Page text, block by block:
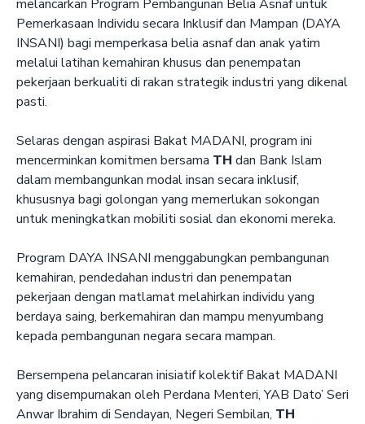
melancarkan Program Pembangunan Belia Asnaf untuk
Pemerkasaan Individu secara Inklusif dan Mampan (DAYA
INSANI) bagi memperkasa belia asnaf dan anak yatim
melalui latihan kemahiran khusus dan penempatan
pekerjaan berkualiti di rakan strategik industri yang dikenal
pasti.
Selaras dengan aspirasi Bakat MADANI, program ini
mencerminkan komitmen bersama TH dan Bank Islam
dalam membangunkan modal insan secara inklusif,
khususnya bagi golongan yang memerlukan sokongan
untuk meningkatkan mobiliti sosial dan ekonomi mereka.
Program DAYA INSANI menggabungkan pembangunan
kemahiran, pendedahan industri dan penempatan
pekerjaan dengan matlamat melahirkan individu yang
berdaya saing, berkemahiran dan mampu menyumbang
kepada pembangunan negara secara mampan.
Bersempena pelancaran inisiatif kolektif Bakat MADANI
yang disempurnakan oleh Perdana Menteri, YAB Dato’ Seri
Anwar Ibrahim di Sendayan, Negeri Sembilan, TH